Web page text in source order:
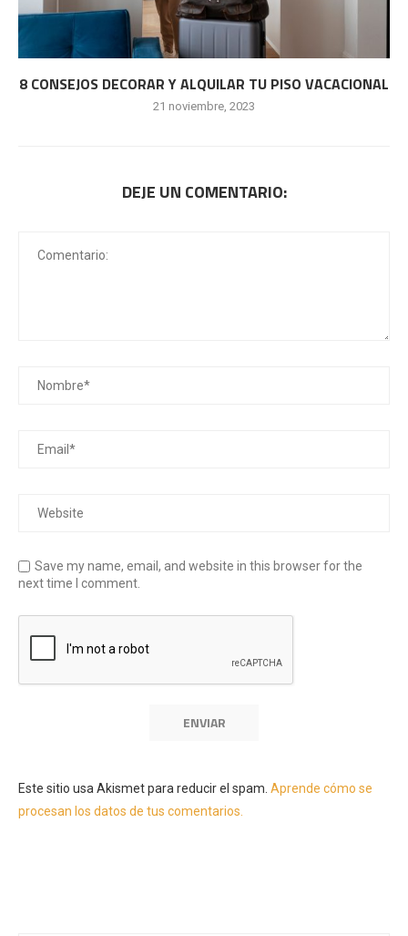
8 CONSEJOS DECORAR Y ALQUILAR TU PISO VACACIONAL
21 noviembre, 2023
DEJE UN COMENTARIO:
Save my name, email, and website in this browser for the
next time I comment.
Este sitio usa Akismet para reducir el spam. Aprende cómo se
procesan los datos de tus comentarios.